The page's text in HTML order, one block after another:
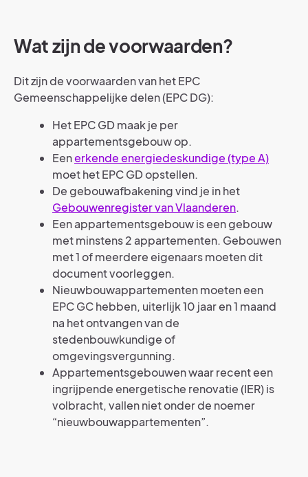
Wat zijn de voorwaarden?
Dit zijn de voorwaarden van het EPC
Gemeenschappelijke delen (EPC DG):
Het EPC GD maak je per
appartementsgebouw op.
Eenerkende energiedeskundige (type A)
moet het EPC GD opstellen.
De gebouwafbakening vind je in het
Gebouwenregister van Vlaanderen.
Een appartementsgebouw is een gebouw
met minstens 2 appartementen. Gebouwen
met 1 of meerdere eigenaars moeten dit
document voorleggen.
Nieuwbouwappartementen moeten een
EPC GC hebben, uiterlijk 10 jaar en 1 maand
na het ontvangen van de
stedenbouwkundige of
omgevingsvergunning.
Appartementsgebouwen waar recent een
ingrijpende energetische renovatie (IER) is
volbracht, vallen niet onder de noemer
“nieuwbouwappartementen”.